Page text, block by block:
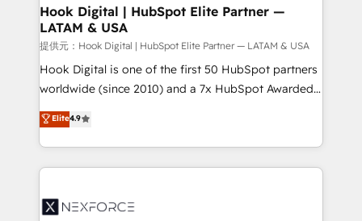
Revenue Operations - Inbound Marketing -
Outbound Marketing - HubSpot CMS Website
Design & Development We empower our clients to
reach their full potential by providing transparent,
relationship-driven support. With over 300 HubSpot
technical know-how and strategic guidance you
need to succeed.
Hook Digital | HubSpot Elite Partner —
LATAM & USA
提供元：Hook Digital | HubSpot Elite Partner — LATAM & USA
Hook Digital is one of the first 50 HubSpot partners
worldwide (since 2010) and a 7x HubSpot Awarded
Elite Partner. With 500+ projects across the U.S.,
Brazil, and LATAM, we combine global expertise with
regional experience. Today, we are Brazil’s largest
HubSpot Elite Partner—trusted by companies across
Implementation & Migration Onboarding across all
Elite4.9